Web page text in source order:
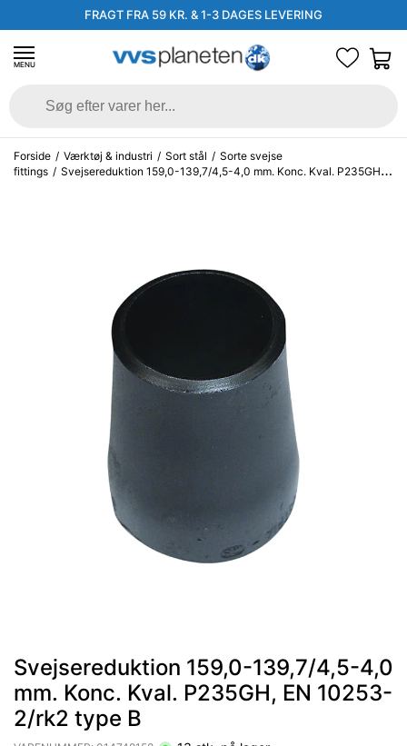
FRAGT FRA 59 KR. & 1-3 DAGES LEVERING
MENU
Forside / Værktøj & industri / Sort stål / Sorte svejse
fittings / Svejsereduktion 159,0-139,7/4,5-4,0 mm. Konc. Kval. P235GH,
Svejsereduktion 159,0-139,7/4,5-4,0
mm. Konc. Kval. P235GH, EN 10253-
2/rk2 type B